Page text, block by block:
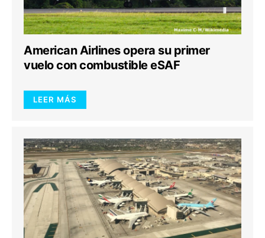
American Airlines opera su primer
vuelo con combustible eSAF
LEER MÁS